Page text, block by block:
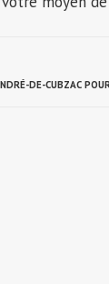
DE-CUBZAC